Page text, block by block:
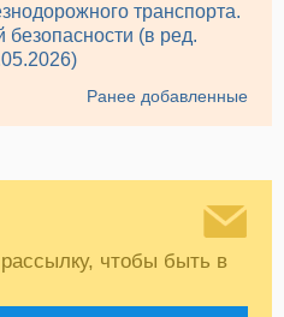
транспорта.
(в ред.
Ранее добавленные
чтобы быть в